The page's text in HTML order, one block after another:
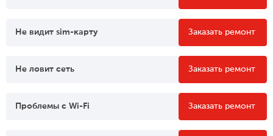
Не видит sim-карту Заказать ремонт
Не ловит сеть Заказать ремонт
Проблемы c Wi-Fi Заказать ремонт